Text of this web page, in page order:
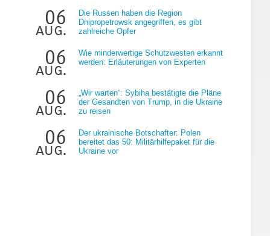
06
aug.
Die Russen haben die Region
Dnipropetrowsk angegriffen, es gibt
zahlreiche Opfer
06
aug.
Wie minderwertige Schutzwesten erkannt
werden: Erläuterungen von Experten
06
aug.
„Wir warten“: Sybiha bestätigte die Pläne
der Gesandten von Trump, in die Ukraine
zu reisen
06
aug.
Der ukrainische Botschafter: Polen
bereitet das 50: Militärhilfepaket für die
Ukraine vor